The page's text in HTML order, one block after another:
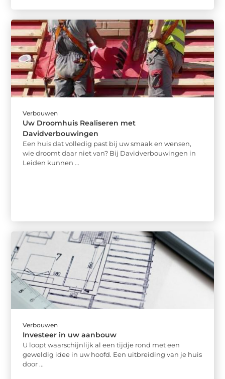
Verbouwen
Uw Droomhuis Realiseren met
Davidverbouwingen
Een huis dat volledig past bij uw smaak en wensen,
wie droomt daar niet van? Bij Davidverbouwingen in
Leiden kunnen ...
Verbouwen
Investeer in uw aanbouw
U loopt waarschijnlijk al een tijdje rond met een
geweldig idee in uw hoofd. Een uitbreiding van je huis
door ...